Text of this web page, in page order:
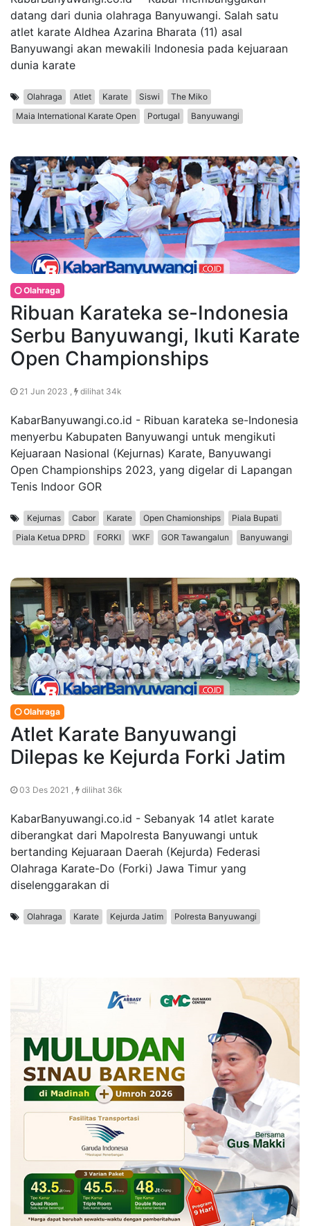
datang dari dunia olahraga Banyuwangi. Salah satu
atlet karate Aldhea Azarina Bharata (11) asal
Banyuwangi akan mewakili Indonesia pada kejuaraan
dunia karate
Olahraga Atlet Karate Siswi
The Miko
Maia International Karate Open
Portugal Banyuwangi
Olahraga
Ribuan Karateka se-Indonesia
Serbu Banyuwangi, Ikuti Karate
Open Championships
21 Jun 2023 , dilihat 34k
KabarBanyuwangi.co.id - Ribuan karateka se-Indonesia
menyerbu Kabupaten Banyuwangi untuk mengikuti
Kejuaraan Nasional (Kejurnas) Karate, Banyuwangi
Open Championships 2023, yang digelar di Lapangan
Tenis Indoor GOR
Kejurnas Cabor Karate Open Chamionships
Piala Bupati
Piala Ketua DPRD
FORKI WKF GOR Tawangalun Banyuwangi
Olahraga
Atlet Karate Banyuwangi
Dilepas ke Kejurda Forki Jatim
03 Des 2021 , dilihat 36k
KabarBanyuwangi.co.id - Sebanyak 14 atlet karate
diberangkat dari Mapolresta Banyuwangi untuk
bertanding Kejuaraan Daerah (Kejurda) Federasi
Olahraga Karate-Do (Forki) Jawa Timur yang
diselenggarakan di
Olahraga Karate Kejurda Jatim Polresta Banyuwangi